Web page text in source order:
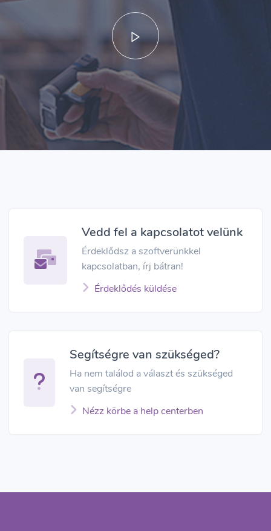
Vedd fel a kapcsolatot velünk
Érdeklődsz a szoftverünkkel
kapcsolatban, írj bátran!
Érdeklődés küldése
Segítségre van szükséged?
Ha nem találod a választ és szükséged
van segítségre
Nézz körbe a help centerben